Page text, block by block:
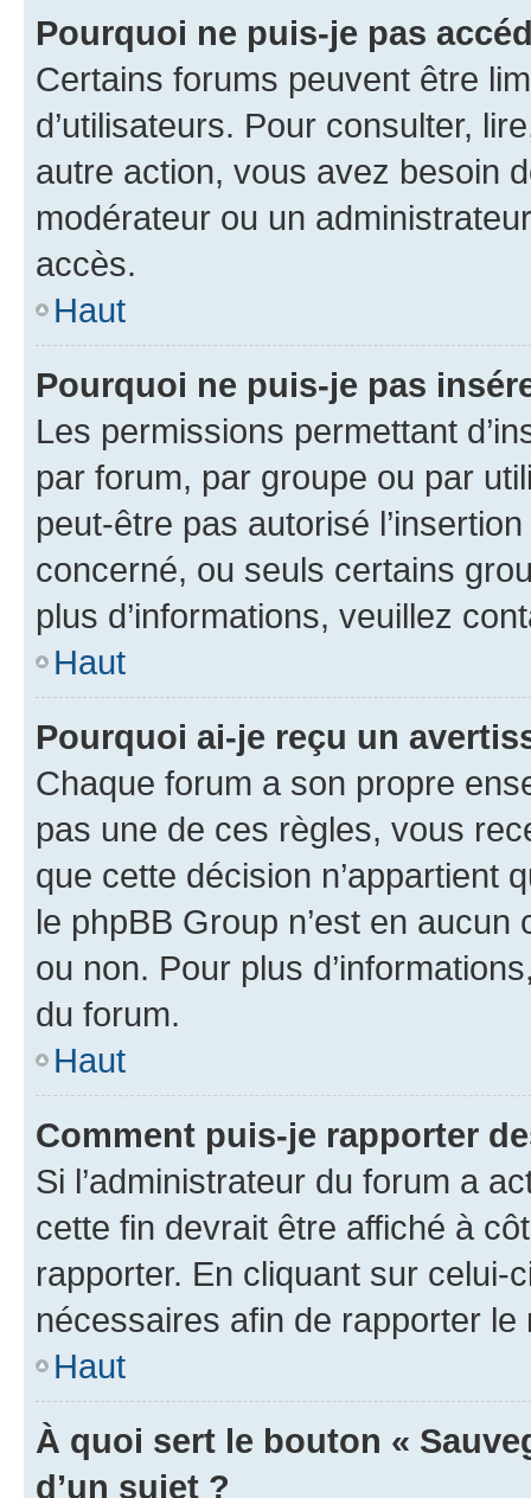
Pourquoi ne puis-je pas
Certains forums peuvent être
d’utilisateurs. Pour consulter,
autre action, vous avez besoin
modérateur ou un
accès.
Haut
Pourquoi ne puis-je pas
Les permissions permettant
par forum, par groupe ou par
peut-être pas autorisé
concerné, ou seuls certains
plus d’informations, veuillez
Haut
Pourquoi ai-je reçu un
Chaque forum a son propre
pas une de ces règles, vous
que cette décision n’appartient
le phpBB Group n’est en
ou non. Pour plus
du forum.
Haut
Comment puis-je rapporter
Si l’administrateur du forum a
cette fin devrait être affiché à
rapporter. En cliquant sur
nécessaires afin de rapporter le
Haut
À quoi sert le bouton «
d’un sujet ?